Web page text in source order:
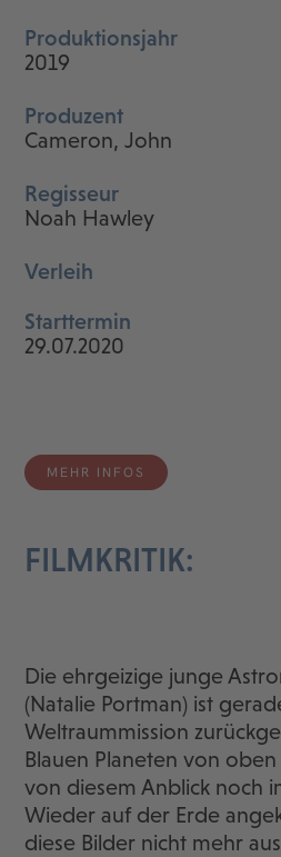
Produktionsjahr
2019
Produzent
Cameron, John
Regisseur
Noah Hawley
Verleih
Starttermin
29.07.2020
MEHR INFOS
FILMKRITIK:
Die ehrgeizige junge
(Natalie Portman) ist
Weltraummission
Blauen Planeten von
von diesem Anblick noch
Wieder auf der Erde
diese Bilder nicht mehr